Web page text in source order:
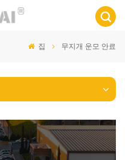
집 무지개 운모 안료